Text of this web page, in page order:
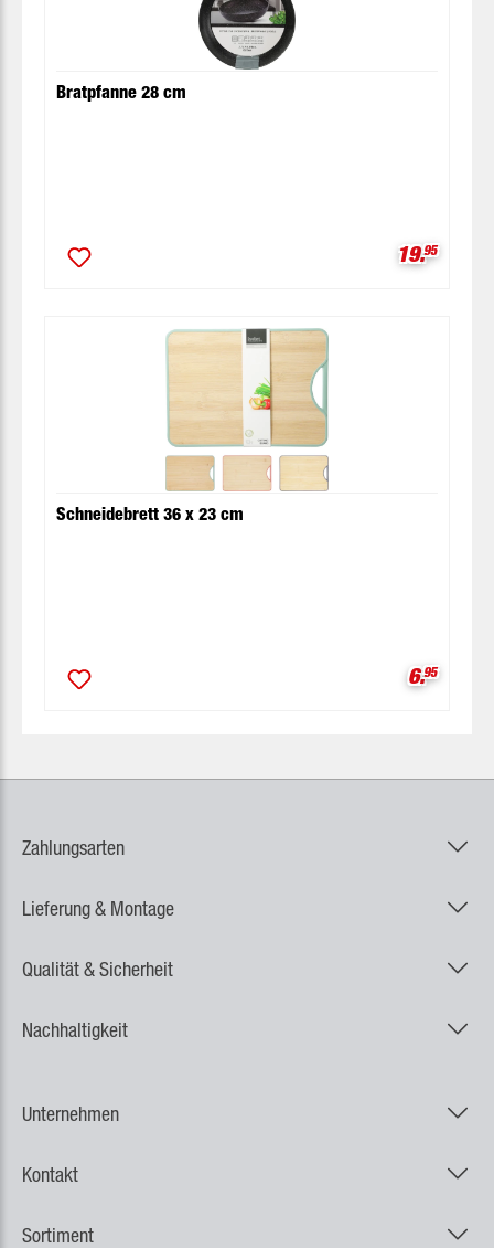
Bratpfanne 28 cm
19.95
Schneidebrett 36 x 23 cm
6.95
Zahlungsarten
Lieferung & Montage
Qualität & Sicherheit
Nachhaltigkeit
Unternehmen
Kontakt
Sortiment